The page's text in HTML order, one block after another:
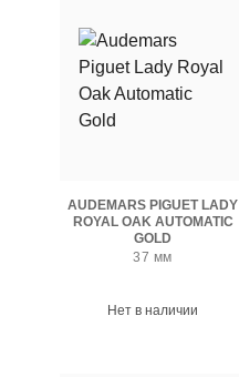
AUDEMARS PIGUET LADY
ROYAL OAK AUTOMATIC
GOLD
37 мм
Нет в наличии